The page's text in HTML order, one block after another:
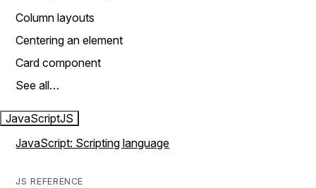
Column layouts
Centering an element
Card component
See all…
JavaScriptJS
JavaScript: Scripting language
JS REFERENCE